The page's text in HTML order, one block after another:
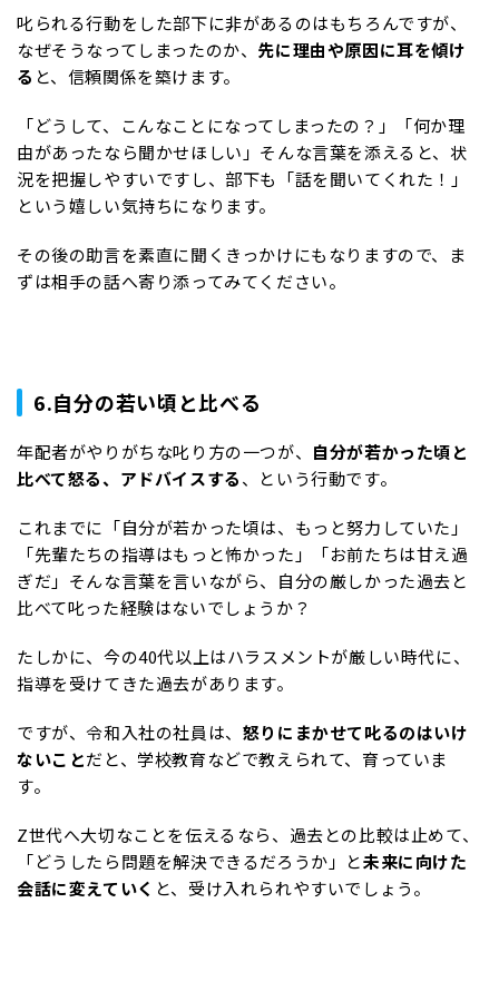
叱られる行動をした部下に非があるのはもちろんですが、
なぜそうなってしまったのか、 先に理由や原因に耳を傾け
る と、信頼関係を築けます。
「どうして、こんなことになってしまったの？」「何か理
由があったなら聞かせほしい」そんな言葉を添えると、状
況を把握しやすいですし、部下も「話を聞いてくれた！」
という嬉しい気持ちになります。
その後の助言を素直に聞くきっかけにもなりますので、ま
ずは相手の話へ寄り添ってみてください。
6.自分の若い頃と比べる
年配者がやりがちな叱り方の一つが、 自分が若かった頃と
比べて怒る、アドバイスする、という行動です。
これまでに「自分が若かった頃は、もっと努力していた」
「先輩たちの指導はもっと怖かった」「お前たちは甘え過
ぎだ」そんな言葉を言いながら、自分の厳しかった過去と
比べて叱った経験はないでしょうか？
たしかに、今の40代以上はハラスメントが厳しい時代に、
指導を受けてきた過去があります。
ですが、令和入社の社員は、 怒りにまかせて叱るのはいけ
ないことだと、学校教育などで教えられて、育っていま
す。
Z世代へ大切なことを伝えるなら、過去との比較は止めて、
「どうしたら問題を解決できるだろうか」と未来に向けた
会話に変えていく と、受け入れられやすいでしょう。